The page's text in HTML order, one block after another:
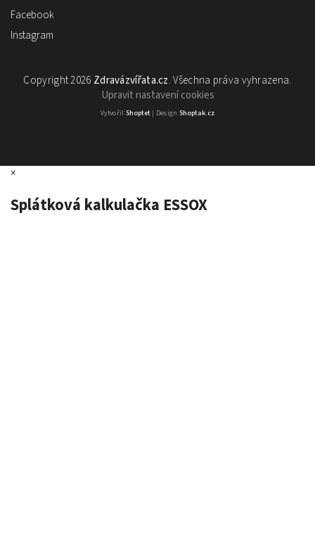
Facebook
Instagram
Copyright 2026 Zdravázvířata.cz. Všechna práva vyhrazena.
Upravit nastavení cookies
Vytvořil Shoptet| Design Shoptak.cz
×
Splátková kalkulačka ESSOX